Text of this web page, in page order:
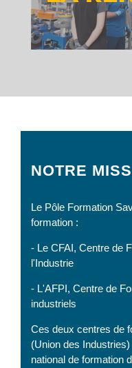
NOTRE
Le Pôle Formation
formation :
- Le CFAI, Centre de
l'Industrie
- L'AFPI, Centre de
industriels
Ces deux centres de
(Union des
national de formation